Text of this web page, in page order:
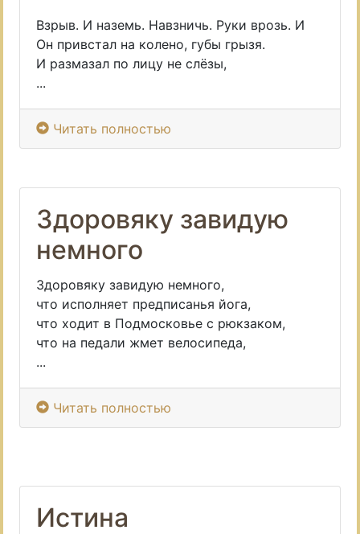
Взрыв. И наземь. Навзничь. Руки врозь. И
Он привстал на колено, губы грызя.
И размазал по лицу не слёзы,
...
Читать полностью
Здоровяку завидую
немного
Здоровяку завидую немного,
что исполняет предписанья йога,
что ходит в Подмосковье с рюкзаком,
что на педали жмет велосипеда,
...
Читать полностью
Истина